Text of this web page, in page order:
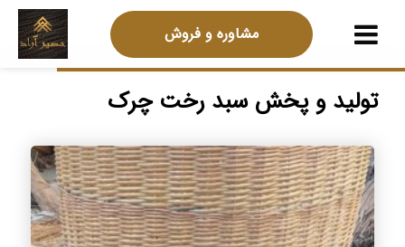
مشاوره و فروش
تولید و پخش سبد رخت چرک